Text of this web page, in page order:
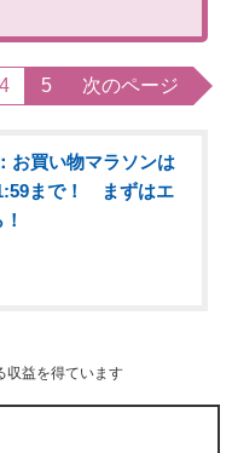
4 5 次のページ
お買い物マラソンは
まで！ まずはエ
収益を得ています